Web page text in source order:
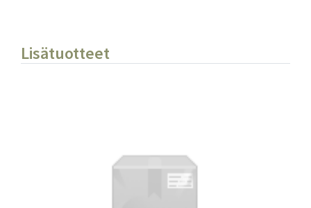
Lisätuotteet